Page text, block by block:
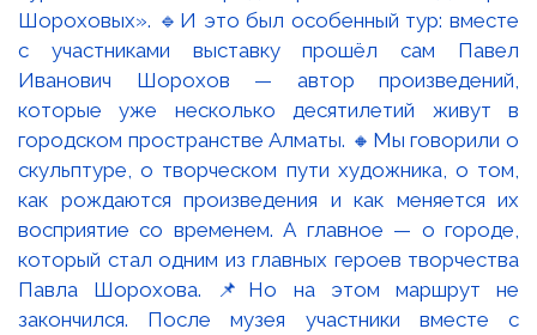
Шороховых». 🔹И это был особенный тур: вместе
с участниками выставку прошёл сам Павел
Иванович Шорохов — автор произведений,
которые уже несколько десятилетий живут в
городском пространстве Алматы. 🔸Мы говорили о
скульптуре, о творческом пути художника, о том,
как рождаются произведения и как меняется их
восприятие со временем. А главное — о городе,
который стал одним из главных героев творчества
Павла Шорохова. 📌Но на этом маршрут не
закончился. После музея участники вместе с